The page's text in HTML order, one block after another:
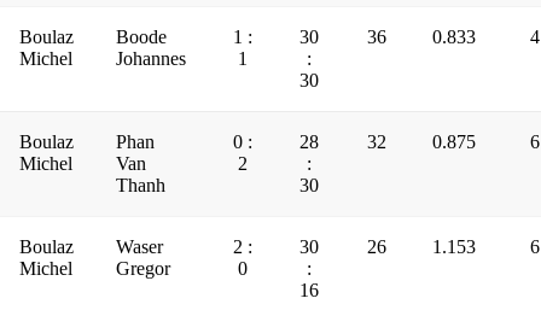
Boulaz
Michel
Boode
Johannes
1 :
1
30
:
30
36 0.833 4
Boulaz
Michel
Phan
Van
Thanh
0 :
2
28
:
30
32 0.875 6
Boulaz
Michel
Waser
Gregor
2 :
0
30
:
16
26 1.153 6